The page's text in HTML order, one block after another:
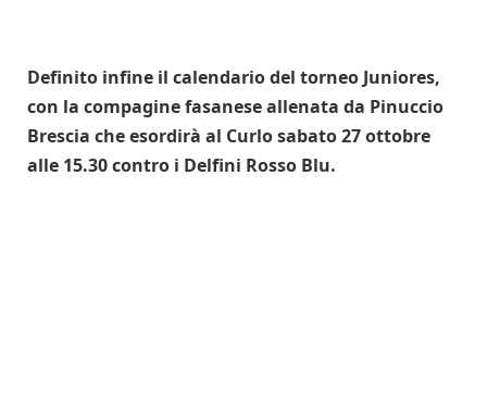
Definito infine il calendario del torneo Juniores,
con la compagine fasanese allenata da Pinuccio
Brescia che esordirà al Curlo sabato 27 ottobre
alle 15.30 contro i Delfini Rosso Blu.